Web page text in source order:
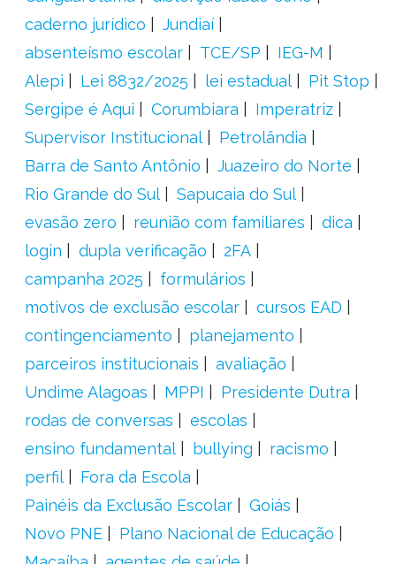
caderno jurídico
Jundiaí
absenteísmo escolar
TCE/SP
IEG-M
Alepi
Lei 8832/2025 lei estadual
Pit Stop
Sergipe é Aqui
Corumbiara
Imperatriz
Supervisor Institucional
Petrolândia
Barra de Santo Antônio
Juazeiro do Norte
Rio Grande do Sul
Sapucaia do Sul
evasão zero
reunião com familiares
dica
login
dupla verificação
2FA
campanha 2025
formulários
motivos de exclusão escolar
cursos EAD
contingenciamento
planejamento
parceiros institucionais
avaliação
Undime Alagoas
MPPI
Presidente Dutra
rodas de conversas
escolas
ensino fundamental
bullying
racismo
perfil
Fora da Escola
Painéis da Exclusão Escolar
Goiás
Novo PNE
Plano Nacional de Educação